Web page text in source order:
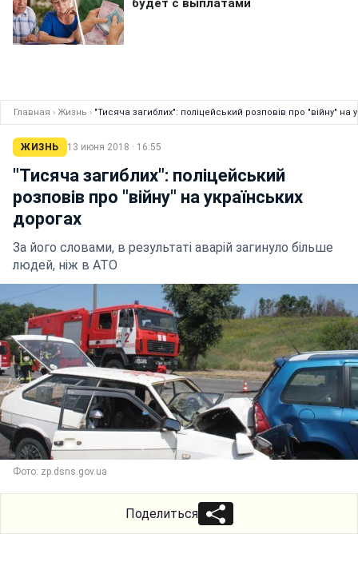
Главная › Жизнь › "Тисяча загиблих": поліцейський розповів про "війну" на
ЖИЗНЬ 13 июня 2018 · 16:55
"Тисяча загиблих": поліцейський
розповів про "війну" на українських
дорогах
За його словами, в результаті аварій загинуло більше
людей, ніж в АТО
Фото: zp.dsns.gov.ua
Поделиться